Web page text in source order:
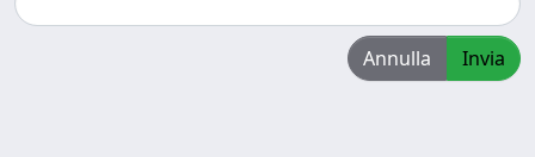
Annulla Invia